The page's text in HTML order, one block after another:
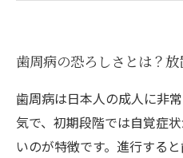
行抑制の秘訣
メンテナンスを続けた
例紹介
定期メンテナンスの具
歯周病の恐ろしさとは？
歯周病は日本人の成人に非
気で、初期段階では自覚症
いのが特徴です。進行する